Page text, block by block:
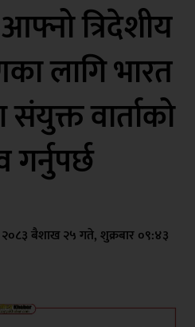
त्रिदेशीय
लागि भारत
वार्ताको
गर्नुपर्छ
२०८३ बैशाख २५ गते, शुक्रबार ०९:४३